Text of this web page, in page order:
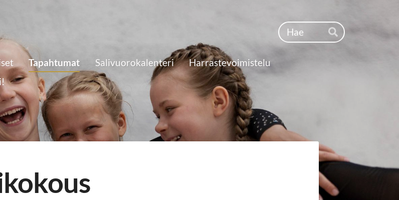
Haku
Hae
Tapahtumat Salivuorokalenteri
Harrastevoimistelu